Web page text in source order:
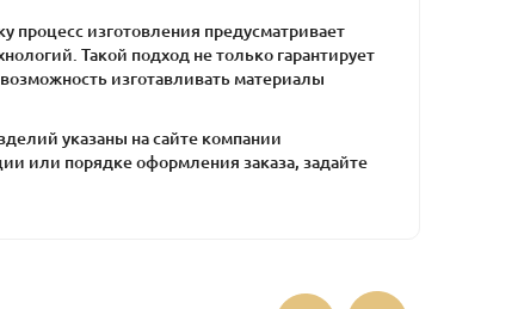
процесс изготовления предусматривает
Такой подход не только гарантирует
изготавливать материалы
указаны на сайте компании
или порядке оформления заказа, задайте